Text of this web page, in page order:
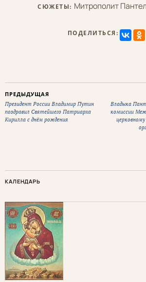
СЮЖЕТЫ: Митрополит
ПОДЕЛИТЬСЯ:
ПРЕДЫДУЩАЯ
Президент России Владимир Путин
поздравил Святейшего Патриарха
Кирилла с днём рождения
Владыка
комиссии
КАЛЕНДАРЬ